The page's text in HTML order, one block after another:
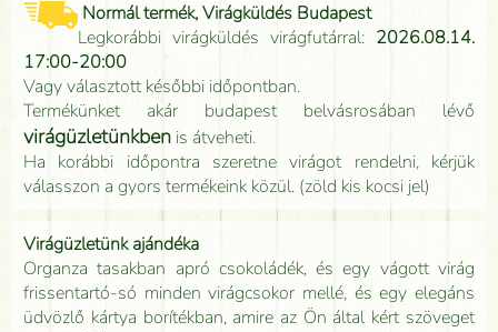
Normál termék, Virágküldés Budapest
Legkorábbi virágküldés virágfutárral: 2026.08.14.
17:00-20:00
Vagy választott későbbi időpontban.
Termékünket akár budapest belvásrosában lévő
virágüzletünkben is átveheti.
Ha korábbi időpontra szeretne virágot rendelni, kérjük
válasszon a gyors termékeink közül. (zöld kis kocsi jel)
Virágüzletünk ajándéka
Organza tasakban apró csokoládék, és egy vágott virág
frissentartó-só minden virágcsokor mellé, és egy elegáns
üdvözlő kártya borítékban, amire az Ön által kért szöveget